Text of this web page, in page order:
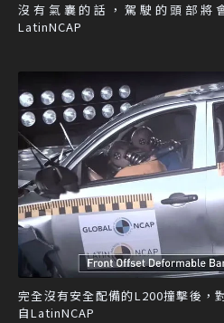
沒有氣囊的話，駕駛的頭部將
LatinNCAP
完全沒有安全配備的L200撞擊後，
自LatinNCAP